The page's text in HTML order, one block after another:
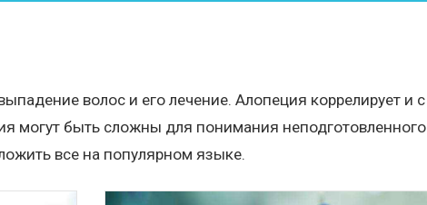
волос и его лечение. Алопеция коррелирует и с
могут быть сложны для понимания неподготовленного
все на популярном языке.